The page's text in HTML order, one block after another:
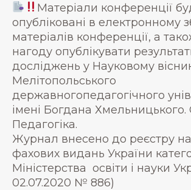
Матеріали конференції
опубліковані в електронному
матеріалів конференції, а
нагоду опублікувати
досліджень у Науковому
Мелітопольського
державногопедагогічного
імені Богдана Хмельницького.
Педагогіка.
Журнал внесено до реєстру
фахових видань України
Міністерства освіти і науки
02.07.2020 № 886)